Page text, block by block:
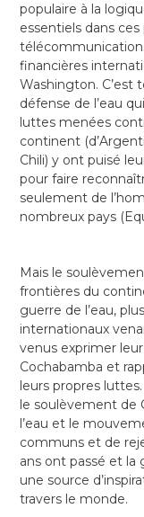
populaire à la
essentiels dans ces
financières
Washington.
défense de l’eau
luttes menées
continent
Chili) y ont puisé
pour faire
seulement de
nombreux pays
Mais le
frontières du
guerre de l’eau,
internationaux
venus exprimer
Cochabamba et
leurs propres
le soulèvement de
l’eau et le
communs et de
ans ont passé et la
une source
travers le monde.